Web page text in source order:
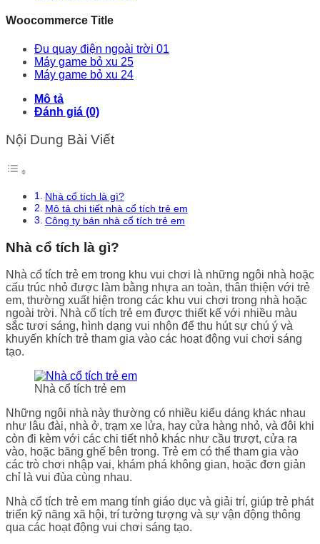
Woocommerce Title
Đu quay điện ngoài trời 01
Máy game bỏ xu 25
Máy game bỏ xu 24
Mô tả
Đánh giá (0)
Nội Dung Bài Viết
Nhà cổ tích là gì?
Mô tả chi tiết nhà cổ tích trẻ em
Công ty bán nhà cổ tích trẻ em
Nhà cổ tích là gì?
Nhà cổ tích trẻ em trong khu vui chơi là những ngôi nhà hoặc
cấu trúc nhỏ được làm bằng nhựa an toàn, thân thiện với trẻ
em, thường xuất hiện trong các khu vui chơi trong nhà hoặc
ngoài trời. Nhà cổ tích trẻ em được thiết kế với nhiều màu
sắc tươi sáng, hình dạng vui nhộn để thu hút sự chú ý và
khuyến khích trẻ tham gia vào các hoạt động vui chơi sáng
tạo.
Nhà cổ tích trẻ em
Những ngôi nhà này thường có nhiều kiểu dáng khác nhau
như lâu đài, nhà ở, trạm xe lửa, hay cửa hàng nhỏ, và đôi khi
còn đi kèm với các chi tiết nhỏ khác như cầu trượt, cửa ra
vào, hoặc băng ghế bên trong. Trẻ em có thể tham gia vào
các trò chơi nhập vai, khám phá không gian, hoặc đơn giản
chỉ là vui đùa cùng nhau.
Nhà cổ tích trẻ em mang tính giáo dục và giải trí, giúp trẻ phát
triển kỹ năng xã hội, trí tưởng tượng và sự vận động thông
qua các hoạt động vui chơi sáng tạo.